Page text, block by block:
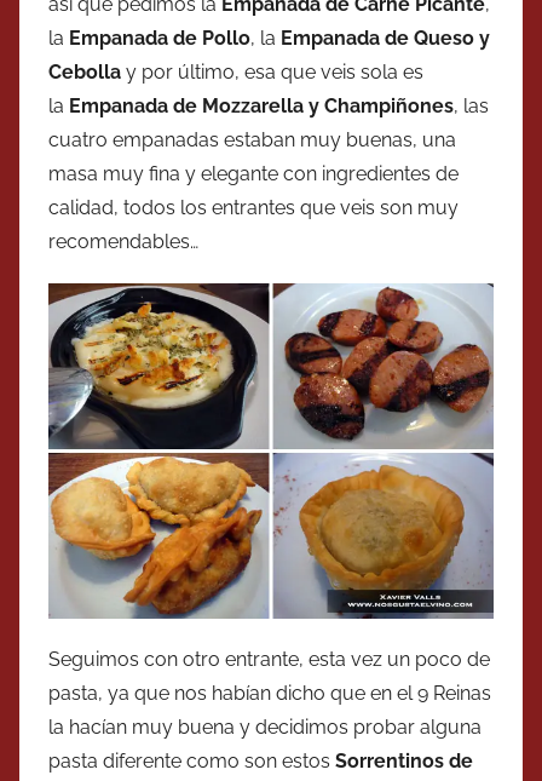
la Empanada de Pollo, la Empanada de Queso y
Cebolla y por último, esa que veis sola es
la Empanada de Mozzarella y Champiñones, las
cuatro empanadas estaban muy buenas, una
masa muy fina y elegante con ingredientes de
calidad, todos los entrantes que veis son muy
recomendables…
Seguimos con otro entrante, esta vez un poco de
pasta, ya que nos habían dicho que en el 9 Reinas
la hacían muy buena y decidimos probar alguna
pasta diferente como son estos Sorrentinos de